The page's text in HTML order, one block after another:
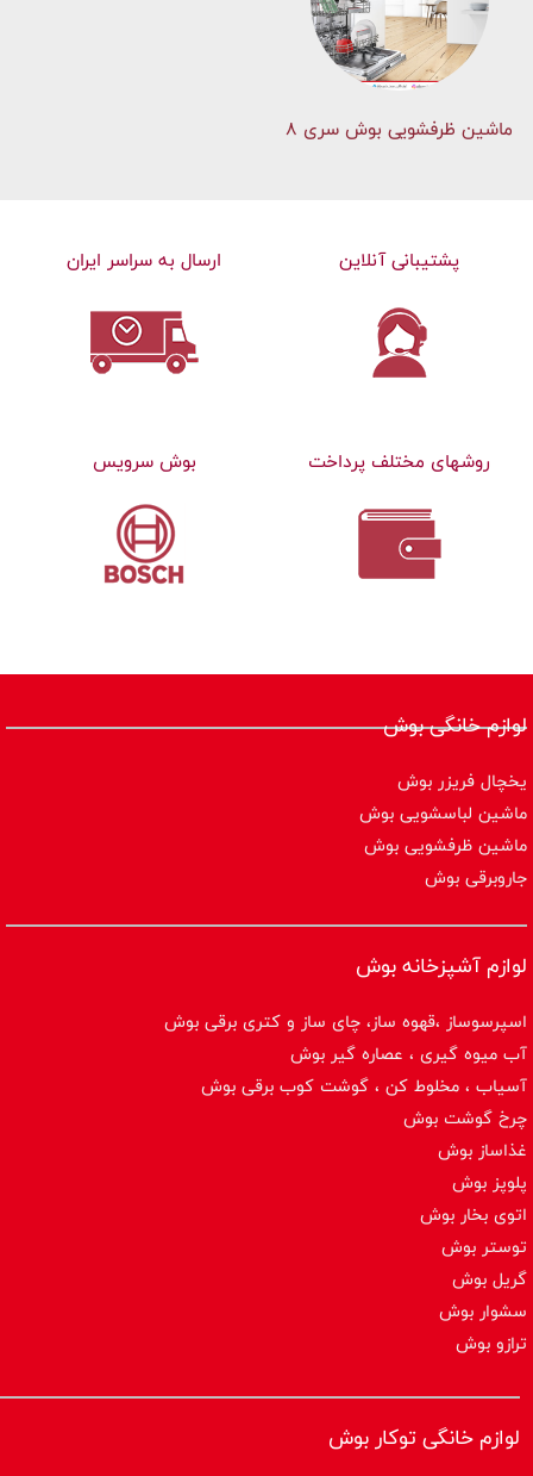
ماشین ظرفشویی بوش سری 8
پشتیبانی آنلاین ارسال به سراسر ایران
روشهای مختلف پرداخت بوش سرویس
لوازم خانگی بوش
یخچال فریزر بوش
ماشین لباسشویی بوش
ماشین ظرفشویی بوش
جاروبرقی بوش
لوازم آشپزخانه بوش
اسپرسوساز ،قهوه ساز، چای ساز و کتری برقی بوش
آب میوه گیری ، عصاره گیر بوش
آسیاب ، مخلوط کن ، گوشت کوب برقی بوش
چرخ گوشت بوش
غذاساز بوش
پلوپز بوش
اتوی بخار بوش
توستر بوش
گریل بوش
سشوار بوش
ترازو بوش
لوازم خانگی توکار بوش